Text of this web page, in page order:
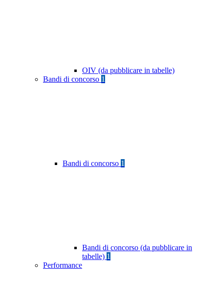
OIV (da pubblicare in tabelle)
Bandi di concorso 1
Bandi di concorso 1
Bandi di concorso (da pubblicare in
tabelle) 1
Performance